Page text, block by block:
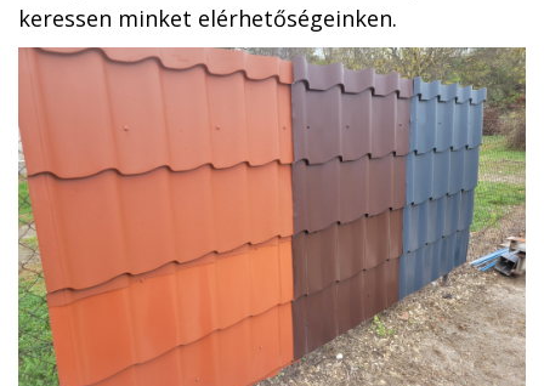
keressen minket elérhetőségeinken.